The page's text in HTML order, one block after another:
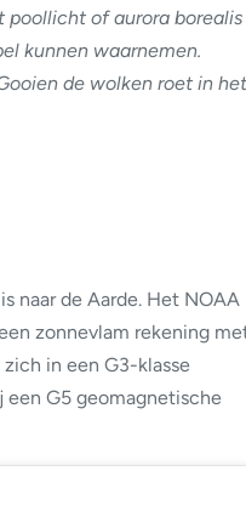
poollicht of aurora borealis
kunnen waarnemen.
de wolken roet in het
naar de Aarde. Het NOAA
zonnevlam rekening
in een G3-klasse
een G5 geomagnetische